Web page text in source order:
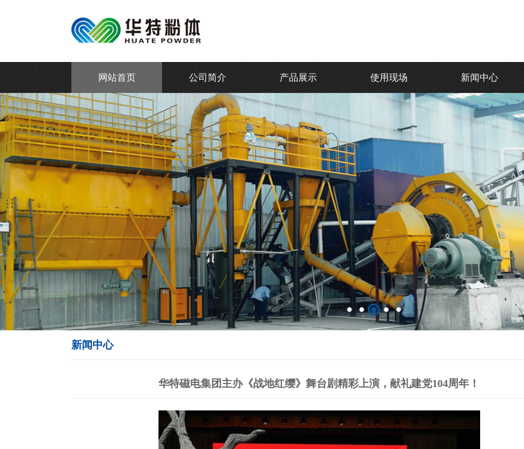
网站首页 公司简介 产品展示 使用现场 新闻中心
新闻中心
华特磁电集团主办《战地红缨》舞台剧精彩上演，献礼建党104周年！